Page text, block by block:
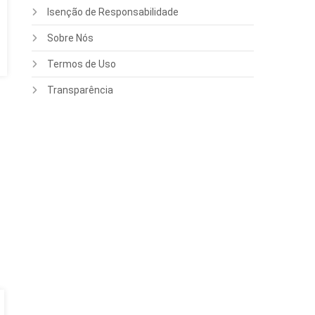
Isenção de Responsabilidade
Sobre Nós
Termos de Uso
Transparência